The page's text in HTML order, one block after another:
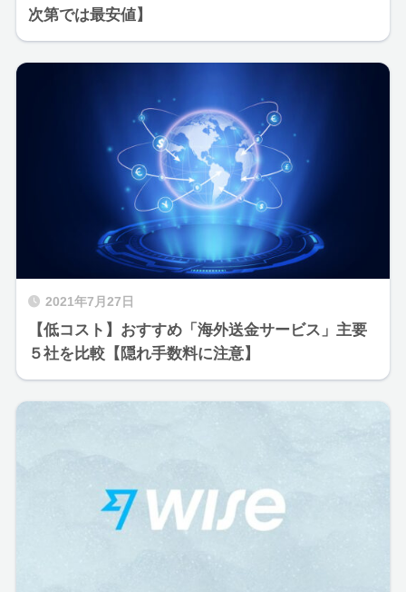
次第では最安値】
2021年7月27日
【低コスト】おすすめ「海外送金サービス」主要
５社を比較【隠れ手数料に注意】